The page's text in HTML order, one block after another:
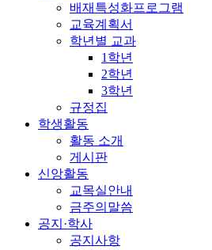
배재특성화프로그램
교육계획서
학년별 교과
1학년
2학년
3학년
규정집
학생활동
활동 소개
게시판
신앙활동
교목실안내
금주의말씀
공지·학사
공지사항